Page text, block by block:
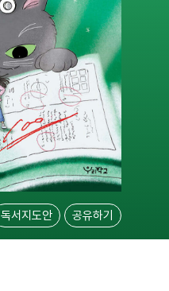
독서지도안 공유하기